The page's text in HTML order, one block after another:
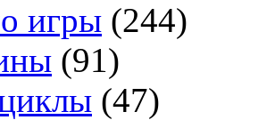
игры (244)
(91)
(47)